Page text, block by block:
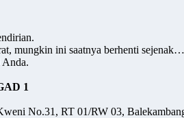
mungkin ini saatnya berhenti
Anda.
1
No.31, RT 01/RW 03,